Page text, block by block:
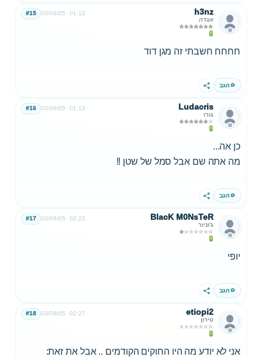
h3nz
אגדה
03/09/05 01:12
#15
חחחח חשבתי זה מגן דוד
הגב שתף
Ludacris
גורו
03/09/05 01:13
#16
כן אה...
מה אתה שם אבל סמל של שטן !!
הגב שתף
BlacK M0NsTeR
ג'וניור
03/09/05 02:23
#17
יופי
הגב שתף
etiopi2
טירון
03/09/05 02:27
#18
אני לא יודע מה היו החוקים הקודמים .. אבל את זאת: